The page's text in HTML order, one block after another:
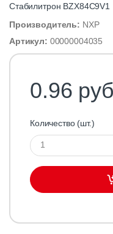
Стабилитрон BZX84C9V1
Производитель: NXP
Артикул: 00000004035
0.96
Количество (шт.)